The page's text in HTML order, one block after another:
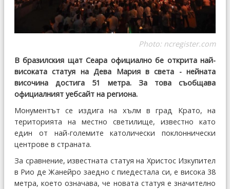
Photo: ncregister.com
В бразилския щат Сеара официално бе открита най-
високата статуя на Дева Мария в света - нейната
височина достига 51 метра. За това съобщава
официалният уебсайт на региона.
Монументът се издига на хълм в град Крато, на
територията на местно светилище, известно като
един от най-големите католически поклоннически
центрове в страната.
За сравнение, известната статуя на Христос Изкупител
в Рио де Жанейро заедно с пиедестала си, е висока 38
метра, което означава, че новата статуя е значително